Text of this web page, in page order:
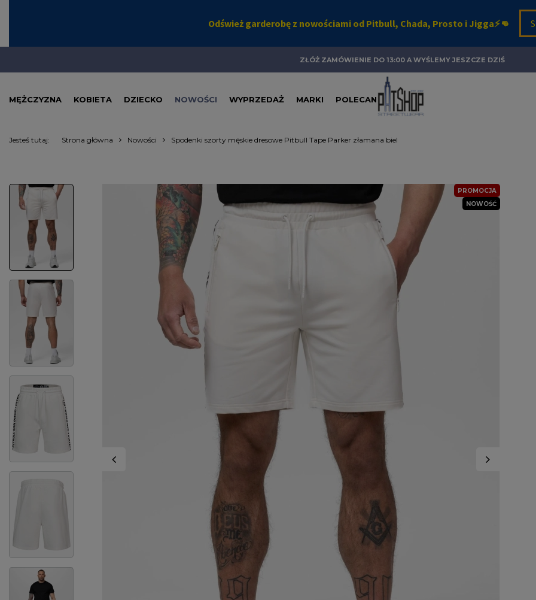
ZŁÓŻ ZAMÓWIENIE DO 13:00 A WYŚLEMY JESZCZE DZIŚ
MĘŻCZYZNA KOBIETA DZIECKO NOWOŚCI WYPRZEDAŻ MARKI POLECANE
Jesteś tutaj: Strona główna Nowości Spodenki szorty męskie dresowe Pitbull Tape Parker złamana biel
PROMOCJA
NOWOŚĆ